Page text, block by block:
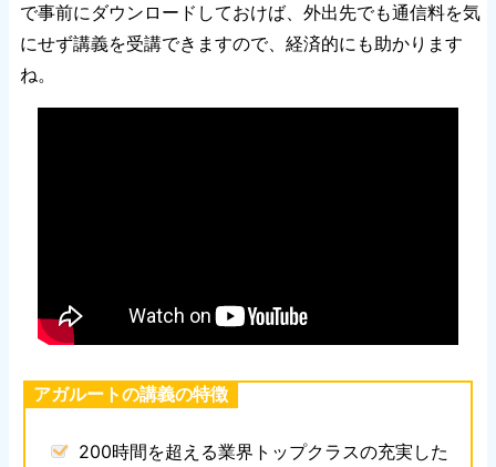
で事前にダウンロードしておけば、外出先でも通信料を気
にせず講義を受講できますので、経済的にも助かります
ね。
アガルートの講義の特徴
200時間を超える業界トップクラスの充実した